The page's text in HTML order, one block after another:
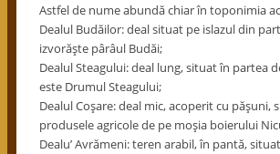
Astfel de nume abundă chiar în toponimia
Dealul Budăilor: deal situat pe islazul din
izvorăşte pârâul Budăi;
Dealul Steagului: deal lung, situat în partea
este Drumul Steagului;
Dealul Coşare: deal mic, acoperit cu
produsele agricole de pe moşia boierului
Dealu’ Avrămeni: teren arabil, în pantă,